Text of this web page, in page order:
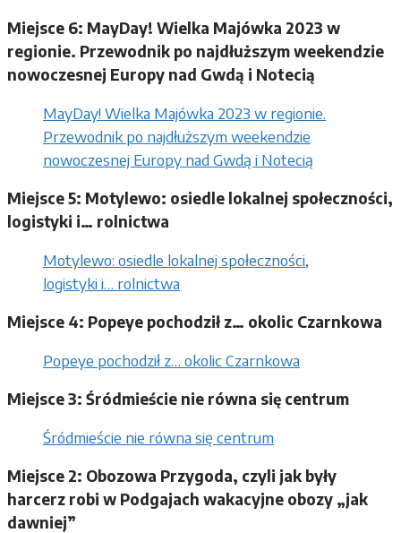
Miejsce 6: MayDay! Wielka Majówka 2023 w
regionie. Przewodnik po najdłuższym weekendzie
nowoczesnej Europy nad Gwdą i Notecią
MayDay! Wielka Majówka 2023 w regionie.
Przewodnik po najdłuższym weekendzie
nowoczesnej Europy nad Gwdą i Notecią
Miejsce 5: Motylewo: osiedle lokalnej społeczności,
logistyki i… rolnictwa
Motylewo: osiedle lokalnej społeczności,
logistyki i… rolnictwa
Miejsce 4: Popeye pochodził z… okolic Czarnkowa
Popeye pochodził z… okolic Czarnkowa
Miejsce 3: Śródmieście nie równa się centrum
Śródmieście nie równa się centrum
Miejsce 2: Obozowa Przygoda, czyli jak były
harcerz robi w Podgajach wakacyjne obozy „jak
dawniej”